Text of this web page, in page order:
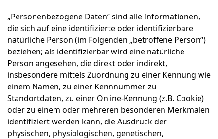
„Personenbezogene Daten“ sind alle Informationen,
die sich auf eine identifizierte oder identifizierbare
natürliche Person (im Folgenden „betroffene Person“)
beziehen; als identifizierbar wird eine natürliche
Person angesehen, die direkt oder indirekt,
insbesondere mittels Zuordnung zu einer Kennung wie
einem Namen, zu einer Kennnummer, zu
Standortdaten, zu einer Online-Kennung (z.B. Cookie)
oder zu einem oder mehreren besonderen Merkmalen
identifiziert werden kann, die Ausdruck der
physischen, physiologischen, genetischen,